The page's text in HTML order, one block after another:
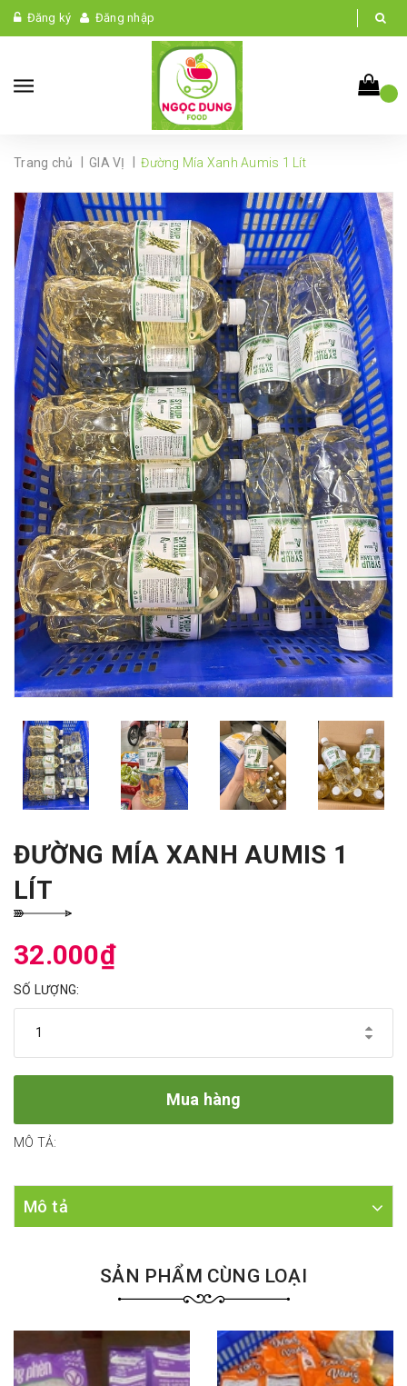
Đăng ký Đăng nhập
Trang chủ GIA VỊ Đường Mía Xanh Aumis 1 Lít
ĐƯỜNG MÍA XANH AUMIS 1
LÍT
32.000₫
SỐ LƯỢNG:
Mua hàng
MÔ TẢ:
Mô tả
SẢN PHẨM CÙNG LOẠI